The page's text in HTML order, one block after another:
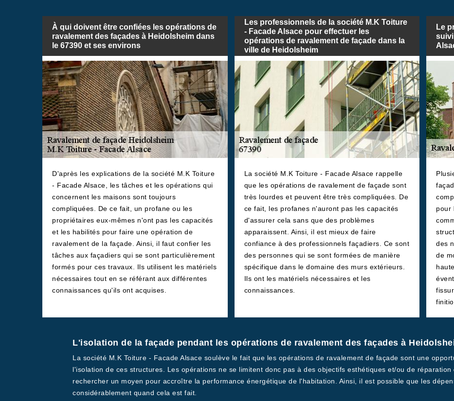
À qui doivent être confiées les opérations de
ravalement des façades à Heidolsheim dans
le 67390 et ses environs
D'après les explications de la société M.K Toiture
- Facade Alsace, les tâches et les opérations qui
concernent les maisons sont toujours
compliquées. De ce fait, un profane ou les
propriétaires eux-mêmes n'ont pas les capacités
et les habilités pour faire une opération de
ravalement de la façade. Ainsi, il faut confier les
tâches aux façadiers qui se sont particulièrement
formés pour ces travaux. Ils utilisent les matériels
nécessaires tout en se référant aux différentes
connaissances qu'ils ont acquises.
Les professionnels de la société M.K Toiture
- Facade Alsace pour effectuer les
opérations de ravalement de façade dans la
ville de Heidolsheim
La société M.K Toiture - Facade Alsace rappelle
que les opérations de ravalement de façade sont
très lourdes et peuvent être très compliquées. De
ce fait, les profanes n'auront pas les capacités
d'assurer cela sans que des problèmes
apparaissent. Ainsi, il est mieux de faire
confiance à des professionnels façadiers. Ce sont
des personnes qui se sont formées de manière
spécifique dans le domaine des murs extérieurs.
Ils ont les matériels nécessaires et les
connaissances.
Le
pour
des
de
L'isolation de la façade pendant les opérations de ravalement des façades à
La société M.K Toiture - Facade Alsace soulève le fait que les opérations de ravalement de façade sont une
l'isolation de ces structures. Les opérations ne se limitent donc pas à des objectifs esthétiques et/ou de
rechercher un moyen pour accroître la performance énergétique de l'habitation. Ainsi, il est possible que les
considérablement quand cela est fait.